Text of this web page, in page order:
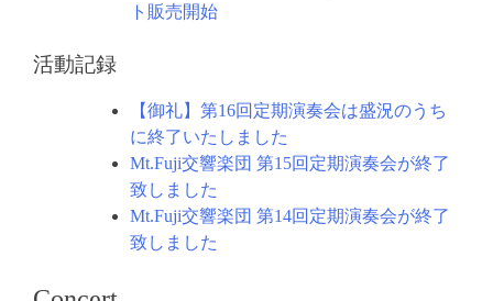
ト販売開始
活動記録
【御礼】第16回定期演奏会は盛況のうち
に終了いたしました
Mt.Fuji交響楽団 第15回定期演奏会が終了
致しました
Mt.Fuji交響楽団 第14回定期演奏会が終了
致しました